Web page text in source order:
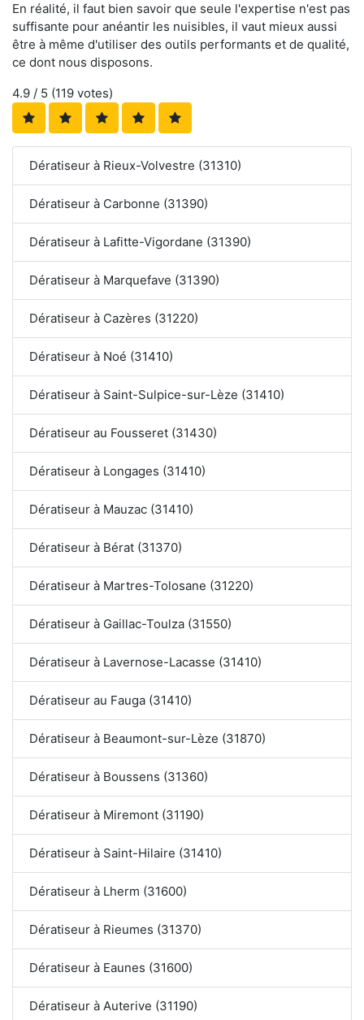
En réalité, il faut bien savoir que seule l'expertise n'est pas
suffisante pour anéantir les nuisibles, il vaut mieux aussi
être à même d'utiliser des outils performants et de qualité,
ce dont nous disposons.
4.9 / 5 (119 votes)
Dératiseur à Rieux-Volvestre (31310)
Dératiseur à Carbonne (31390)
Dératiseur à Lafitte-Vigordane (31390)
Dératiseur à Marquefave (31390)
Dératiseur à Cazères (31220)
Dératiseur à Noé (31410)
Dératiseur à Saint-Sulpice-sur-Lèze (31410)
Dératiseur au Fousseret (31430)
Dératiseur à Longages (31410)
Dératiseur à Mauzac (31410)
Dératiseur à Bérat (31370)
Dératiseur à Martres-Tolosane (31220)
Dératiseur à Gaillac-Toulza (31550)
Dératiseur à Lavernose-Lacasse (31410)
Dératiseur au Fauga (31410)
Dératiseur à Beaumont-sur-Lèze (31870)
Dératiseur à Boussens (31360)
Dératiseur à Miremont (31190)
Dératiseur à Saint-Hilaire (31410)
Dératiseur à Lherm (31600)
Dératiseur à Rieumes (31370)
Dératiseur à Eaunes (31600)
Dératiseur à Auterive (31190)